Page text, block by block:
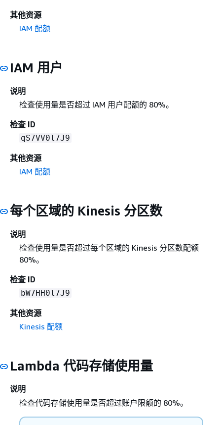
其他资源
IAM 配额
IAM 用户
说明
检查使用量是否超过 IAM 用户配额的 80%。
检查 ID
qS7VV0l7J9
其他资源
IAM 配额
每个区域的 Kinesis 分区数
说明
检查使用量是否超过每个区域的 Kinesis 分区数配额
80%。
检查 ID
bW7HH0l7J9
其他资源
Kinesis 配额
Lambda 代码存储使用量
说明
检查代码存储使用量是否超过账户限额的 80%。